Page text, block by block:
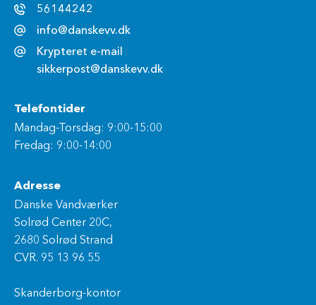
56144242
info@danskevv.dk
Krypteret e-mail
sikkerpost@danskevv.dk
Telefontider
Mandag-Torsdag: 9:00-15:00
Fredag: 9:00-14:00
Adresse
Danske Vandværker
Solrød Center 20C,
2680 Solrød Strand
CVR. 95 13 96 55
Skanderborg-kontor